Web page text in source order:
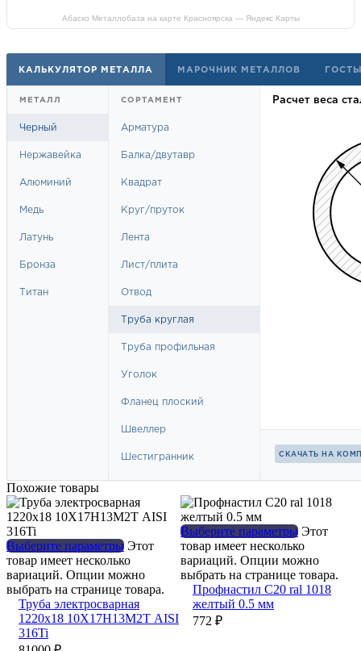
Абаско Металлобаза на карте Красноярска — Яндекс Карты
Похожие товары
Выберите параметры Этот
товар имеет несколько
вариаций. Опции можно
выбрать на странице товара.
Труба электросварная
1220х18 10Х17Н13М2Т AISI
316Ti
Выберите параметры Этот
товар имеет несколько
вариаций. Опции можно
выбрать на странице товара.
Профнастил С20 ral 1018
желтый 0.5 мм
772 ₽